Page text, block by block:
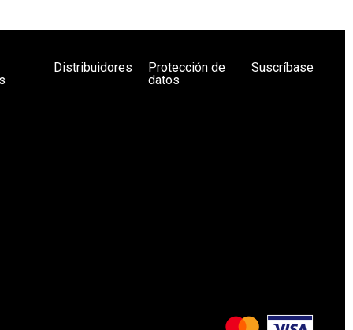
Distribuidores
Protección de
datos
Suscríbase